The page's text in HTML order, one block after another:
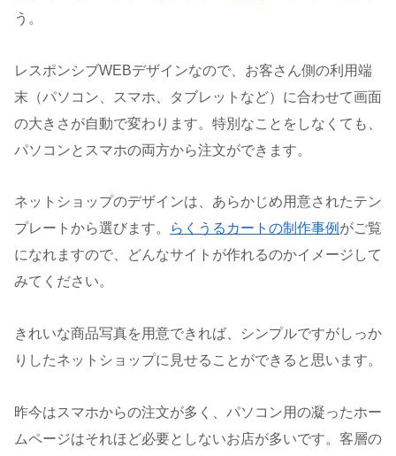
う。
レスポンシブWEBデザインなので、お客さん側の利用端
末（パソコン、スマホ、タブレットなど）に合わせて画面
の大きさが自動で変わります。特別なことをしなくても、
パソコンとスマホの両方から注文ができます。
ネットショップのデザインは、あらかじめ用意されたテン
プレートから選びます。
らくうるカートの制作事例 がご覧
になれますので、どんなサイトが作れるのかイメージして
みてください。
きれいな商品写真を用意できれば、シンプルですがしっか
りしたネットショップに見せることができると思います。
昨今はスマホからの注文が多く、パソコン用の凝ったホー
ムページはそれほど必要としないお店が多いです。客層の